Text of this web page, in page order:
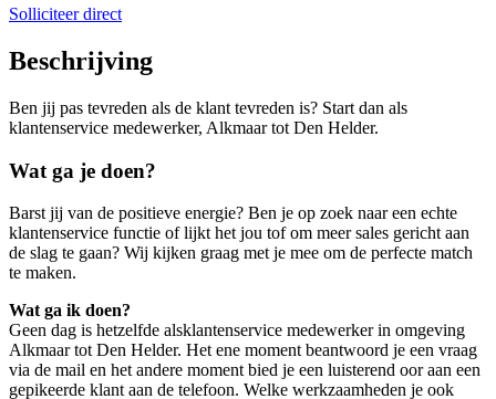
Solliciteer direct
Beschrijving
Ben jij pas tevreden als de klant tevreden is? Start dan als
klantenservice medewerker, Alkmaar tot Den Helder.
Wat ga je doen?
Barst jij van de positieve energie? Ben je op zoek naar een echte
klantenservice functie of lijkt het jou tof om meer sales gericht aan
de slag te gaan? Wij kijken graag met je mee om de perfecte match
te maken.
Wat ga ik doen?
Geen dag is hetzelfde alsklantenservice medewerker in omgeving
Alkmaar tot Den Helder. Het ene moment beantwoord je een vraag
via de mail en het andere moment bied je een luisterend oor aan een
gepikeerde klant aan de telefoon. Welke werkzaamheden je ook